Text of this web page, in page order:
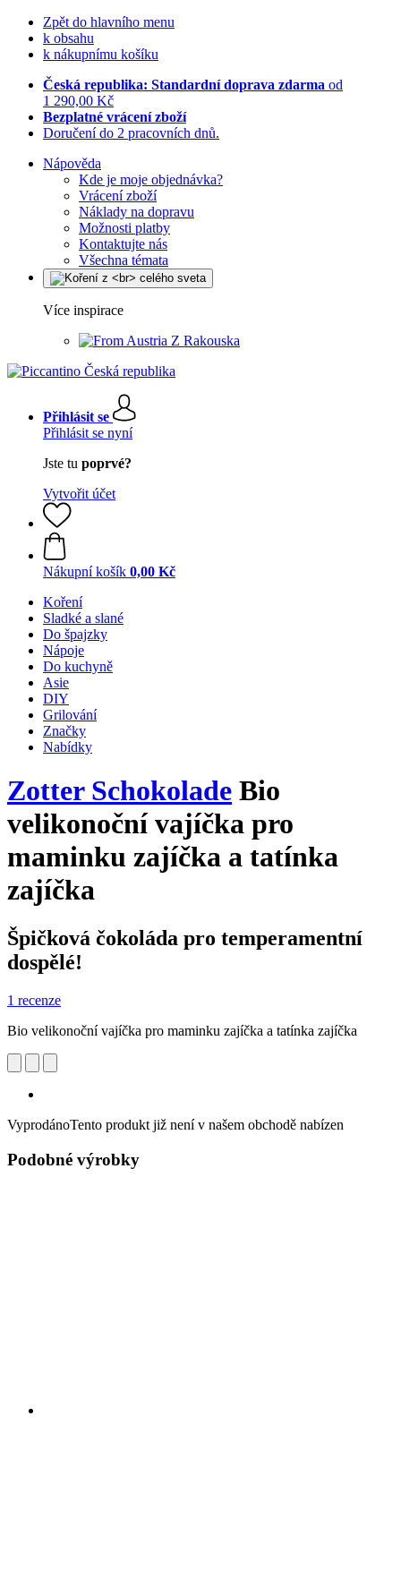
Zpět do hlavního menu
k obsahu
k nákupnímu košíku
Česká republika: Standardní doprava zdarma od
1 290,00 Kč
Bezplatné vrácení zboží
Doručení do 2 pracovních dnů.
Nápověda
Kde je moje objednávka?
Vrácení zboží
Náklady na dopravu
Možnosti platby
Kontaktujte nás
Všechna témata
Více inspirace
Z Rakouska
Přihlásit se
Přihlásit se nyní
Jste tu poprvé?
Vytvořit účet
Nákupní košík 0,00 Kč
Koření
Sladké a slané
Do špajzky
Nápoje
Do kuchyně
Asie
DIY
Grilování
Značky
Nabídky
Zotter Schokolade Bio
velikonoční vajíčka pro
maminku zajíčka a tatínka
zajíčka
Špičková čokoláda pro temperamentní
dospělé!
1 recenze
Bio velikonoční vajíčka pro maminku zajíčka a tatínka zajíčka
VyprodánoTento produkt již není v našem obchodě nabízen
Podobné výrobky